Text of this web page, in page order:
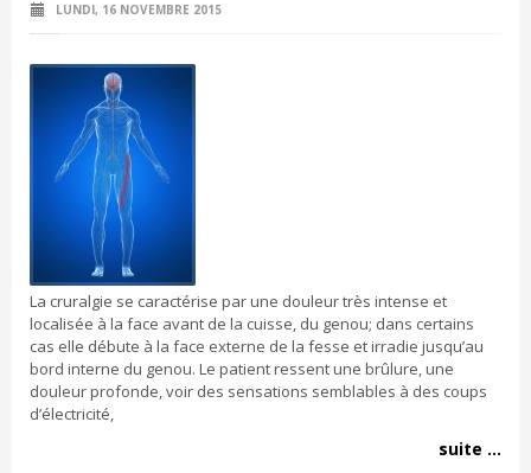
LUNDI, 16 NOVEMBRE 2015
La cruralgie se caractérise par une douleur très intense et
localisée à la face avant de la cuisse, du genou; dans certains
cas elle débute à la face externe de la fesse et irradie jusqu’au
bord interne du genou. Le patient ressent une brûlure, une
douleur profonde, voir des sensations semblables à des coups
d’électricité,
suite ...